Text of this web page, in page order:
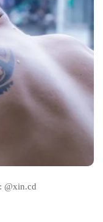
@xin.cd